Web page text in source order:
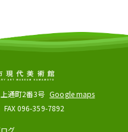
通町2番3号 Google maps
FAX 096-359-7892